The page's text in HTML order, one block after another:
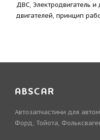
ДВС, Электродвигатель
двигателей, принцип
ABSCAR
Автозапчастини для
Форд, Тойота,